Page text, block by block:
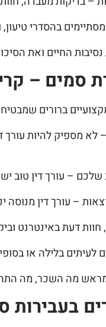
בהסדרי
החיים ואת
סמים –
ברורים
מספיק להיות עורך
– עורך דין טוב
– עורך דין
דעת באינטרנט
בלילה או
מה השכר, מה
בעבירות